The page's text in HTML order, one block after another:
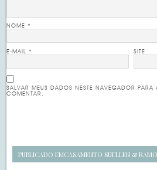
NOME*
E-MAIL* SITE
SALVAR MEUS DADOS NESTE NAVEGADOR PARA
COMENTAR.
PUBLICADO EMCASAMENTO SUELLEN &